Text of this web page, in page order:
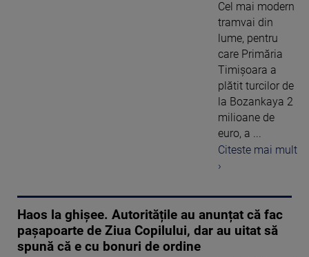
Cel mai modern
tramvai din
lume, pentru
care Primăria
Timișoara a
plătit turcilor de
la Bozankaya 2
milioane de
euro, a ...
Citeste mai mult
›
Haos la ghișee. Autoritățile au anunțat că fac
pașapoarte de Ziua Copilului, dar au uitat să
spună că e cu bonuri de ordine